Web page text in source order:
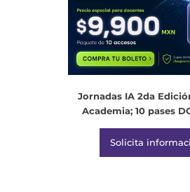
Jornadas IA 2da
Academia; 10 pases
Solicita